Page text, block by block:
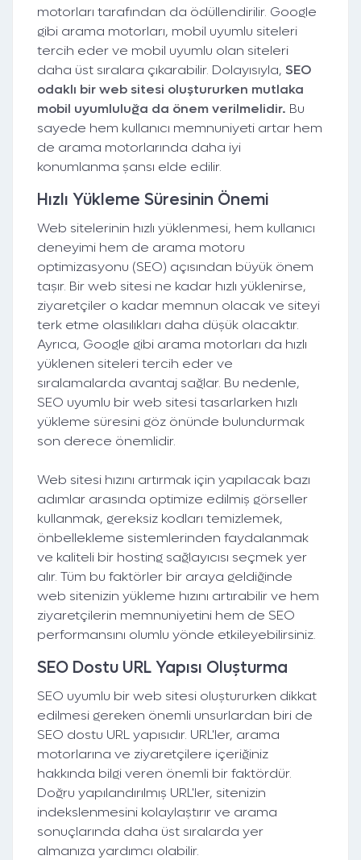
motorları tarafından da ödüllendirilir. Google
gibi arama motorları, mobil uyumlu siteleri
tercih eder ve mobil uyumlu olan siteleri
daha üst sıralara çıkarabilir. Dolayısıyla, SEO
odaklı bir web sitesi oluştururken mutlaka
mobil uyumluluğa da önem verilmelidir. Bu
sayede hem kullanıcı memnuniyeti artar hem
de arama motorlarında daha iyi
konumlanma şansı elde edilir.
Hızlı Yükleme Süresinin Önemi
Web sitelerinin hızlı yüklenmesi, hem kullanıcı
deneyimi hem de arama motoru
optimizasyonu (SEO) açısından büyük önem
taşır. Bir web sitesi ne kadar hızlı yüklenirse,
ziyaretçiler o kadar memnun olacak ve siteyi
terk etme olasılıkları daha düşük olacaktır.
Ayrıca, Google gibi arama motorları da hızlı
yüklenen siteleri tercih eder ve
sıralamalarda avantaj sağlar. Bu nedenle,
SEO uyumlu bir web sitesi tasarlarken hızlı
yükleme süresini göz önünde bulundurmak
son derece önemlidir.
Web sitesi hızını artırmak için yapılacak bazı
adımlar arasında optimize edilmiş görseller
kullanmak, gereksiz kodları temizlemek,
önbellekleme sistemlerinden faydalanmak
ve kaliteli bir hosting sağlayıcısı seçmek yer
alır. Tüm bu faktörler bir araya geldiğinde
web sitenizin yükleme hızını artırabilir ve hem
ziyaretçilerin memnuniyetini hem de SEO
performansını olumlu yönde etkileyebilirsiniz.
SEO Dostu URL Yapısı Oluşturma
SEO uyumlu bir web sitesi oluştururken dikkat
edilmesi gereken önemli unsurlardan biri de
SEO dostu URL yapısıdır. URL'ler, arama
motorlarına ve ziyaretçilere içeriğiniz
hakkında bilgi veren önemli bir faktördür.
Doğru yapılandırılmış URL'ler, sitenizin
indekslenmesini kolaylaştırır ve arama
sonuçlarında daha üst sıralarda yer
almanıza yardımcı olabilir.